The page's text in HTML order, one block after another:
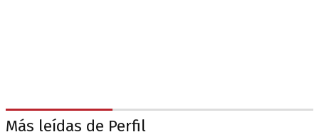
Más leídas de Perfil